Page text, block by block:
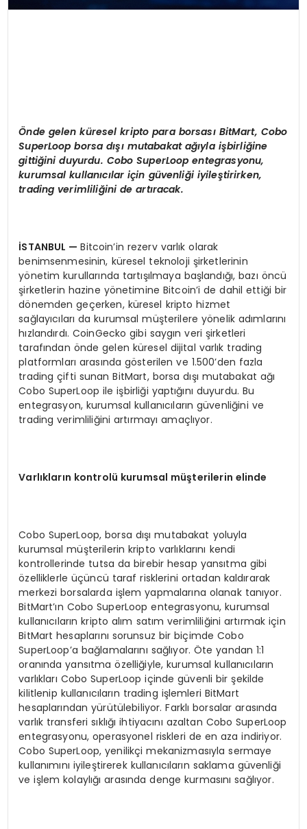
Önde gelen küresel kripto para borsası BitMart, Cobo
SuperLoop borsa dışı mutabakat ağıyla işbirliğine
gittiğini duyurdu. Cobo SuperLoop entegrasyonu,
kurumsal kullanıcılar için güvenliği iyileştirirken,
trading verimliliğini de artıracak.
İSTANBUL —Bitcoin’in rezerv varlık olarak
benimsenmesinin, küresel teknoloji şirketlerinin
yönetim kurullarında tartışılmaya başlandığı, bazı öncü
şirketlerin hazine yönetimine Bitcoin’i de dahil ettiği bir
dönemden geçerken, küresel kripto hizmet
sağlayıcıları da kurumsal müşterilere yönelik adımlarını
hızlandırdı. CoinGecko gibi saygın veri şirketleri
tarafından önde gelen küresel dijital varlık trading
platformları arasında gösterilen ve 1.500’den fazla
trading çifti sunan BitMart, borsa dışı mutabakat ağı
Cobo SuperLoop ile işbirliği yaptığını duyurdu. Bu
entegrasyon, kurumsal kullanıcıların güvenliğini ve
trading verimliliğini artırmayı amaçlıyor.
Varlıkların kontrolü kurumsal müşterilerin elinde
Cobo SuperLoop, borsa dışı mutabakat yoluyla
kurumsal müşterilerin kripto varlıklarını kendi
kontrollerinde tutsa da birebir hesap yansıtma gibi
özelliklerle üçüncü taraf risklerini ortadan kaldırarak
merkezi borsalarda işlem yapmalarına olanak tanıyor.
BitMart’ın Cobo SuperLoop entegrasyonu, kurumsal
kullanıcıların kripto alım satım verimliliğini artırmak için
BitMart hesaplarını sorunsuz bir biçimde Cobo
SuperLoop’a bağlamalarını sağlıyor. Öte yandan 1:1
oranında yansıtma özelliğiyle, kurumsal kullanıcıların
varlıkları Cobo SuperLoop içinde güvenli bir şekilde
kilitlenip kullanıcıların trading işlemleri BitMart
hesaplarından yürütülebiliyor. Farklı borsalar arasında
varlık transferi sıklığı ihtiyacını azaltan Cobo SuperLoop
entegrasyonu, operasyonel riskleri de en aza indiriyor.
Cobo SuperLoop, yenilikçi mekanizmasıyla sermaye
kullanımını iyileştirerek kullanıcıların saklama güvenliği
ve işlem kolaylığı arasında denge kurmasını sağlıyor.